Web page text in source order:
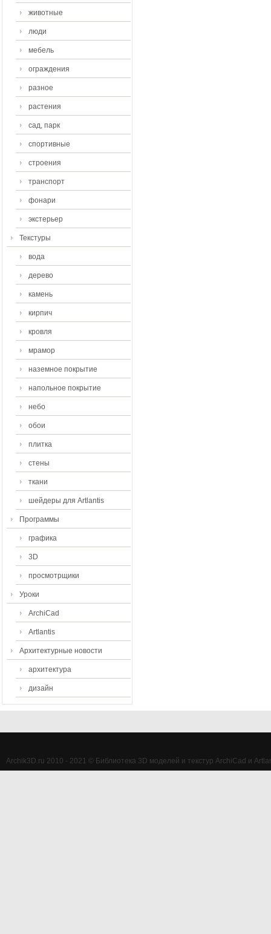
животные
люди
мебель
ограждения
разное
растения
сад, парк
спортивные
строения
транспорт
фонари
экстерьер
Текстуры
вода
дерево
камень
кирпич
кровля
мрамор
наземное покрытие
напольное покрытие
небо
обои
плитка
стены
ткани
шейдеры для Artlantis
Программы
графика
3D
просмотрщики
Уроки
ArchiCad
Artlantis
Архитектурные новости
архитектура
дизайн
Archik3D.ru 2010 - 2021 © Библиотека 3D моделей и текстур ArchiCad и